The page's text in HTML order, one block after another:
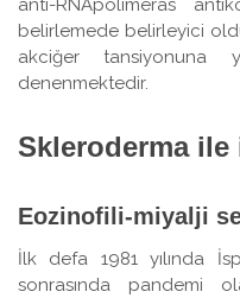
anti-RNApolimeras
belirlemede belirleyici
akciğer
denenmektedir.
Skleroderma
Eozinofili-miyalji
İlk defa 1981 yılında
sonrasında pandemi